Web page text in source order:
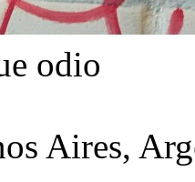
odio
Aires,